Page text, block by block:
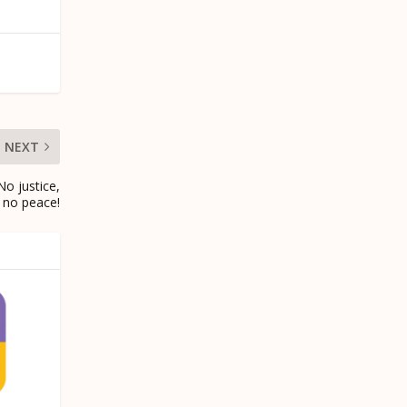
NEXT
justice,
no peace!